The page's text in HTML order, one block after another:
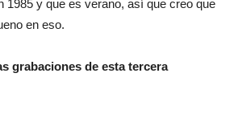
1985 y que es verano, así que creo que
en eso.
grabaciones de esta tercera